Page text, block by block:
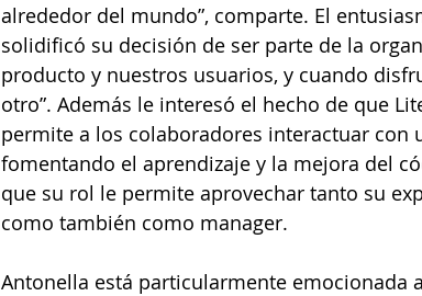
alrededor del mundo”, comparte. El
solidificó su decisión de ser parte de la
producto y nuestros usuarios, y cuando
otro”. Además le interesó el hecho de que
permite a los colaboradores interactuar con
fomentando el aprendizaje y la mejora del
que su rol le permite aprovechar tanto su
como también como manager.
Antonella está particularmente emocionada